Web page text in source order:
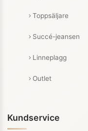
Toppsäljare
Succé-jeansen
Linneplagg
Outlet
Kundservice